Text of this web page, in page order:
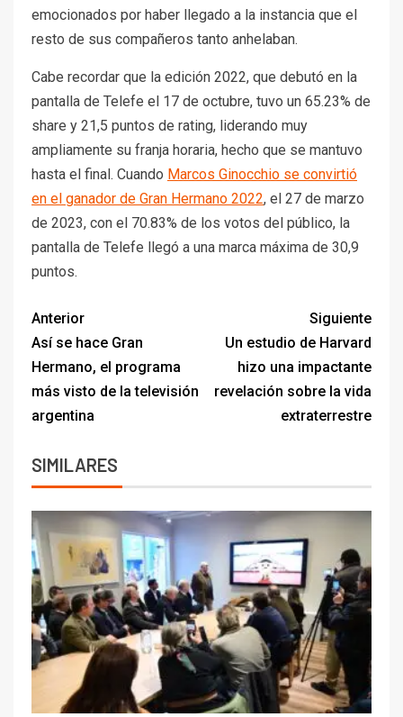
emocionados por haber llegado a la instancia que el
resto de sus compañeros tanto anhelaban.
Cabe recordar que la edición 2022, que debutó en la
pantalla de Telefe el 17 de octubre, tuvo un 65.23% de
share y 21,5 puntos de rating, liderando muy
ampliamente su franja horaria, hecho que se mantuvo
hasta el final. Cuando Marcos Ginocchio se convirtió
en el ganador de Gran Hermano 2022, el 27 de marzo
de 2023, con el 70.83% de los votos del público, la
pantalla de Telefe llegó a una marca máxima de 30,9
puntos.
Anterior
Así se hace Gran
Hermano, el programa
más visto de la televisión
argentina
Siguiente
Un estudio de Harvard
hizo una impactante
revelación sobre la vida
extraterrestre
SIMILARES